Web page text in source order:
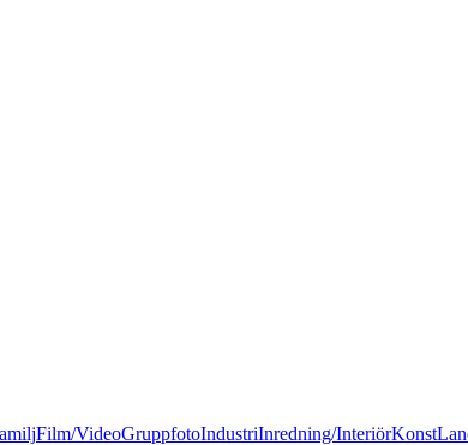
Film/VideoGruppfotoIndustriInredning/InteriörKonst